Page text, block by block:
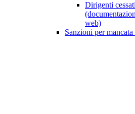
Dirigenti
web)
Sanzioni per